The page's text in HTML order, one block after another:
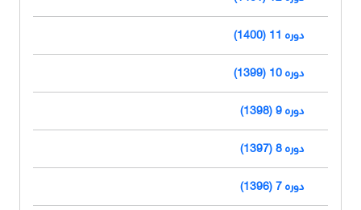
دوره 11 (1400)
دوره 10 (1399)
دوره 9 (1398)
دوره 8 (1397)
دوره 7 (1396)